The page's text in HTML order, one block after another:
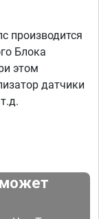
производится
Блока
этом
датчики